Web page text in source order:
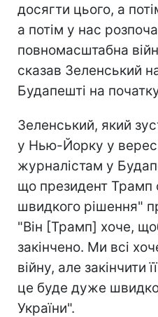
досягти цього, а
а потім у нас
повномасштабна
сказав Зеленський
Будапешті на
Зеленський, який
у Нью-Йорку у
журналістам у
що президент Трамп
швидкого рішення"
"Він [Трамп] хоче,
закінчено. Ми всі
війну, але закінчити
це буде дуже
України".